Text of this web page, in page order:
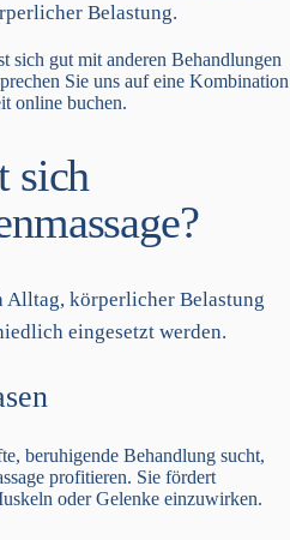
Belastung.
sich gut mit anderen Behandlungen
Sie uns auf eine Kombination
online buchen.
sich
Alltag, körperlicher Belastung
eingesetzt werden.
beruhigende Behandlung sucht,
profitieren. Sie fördert
oder Gelenke einzuwirken.